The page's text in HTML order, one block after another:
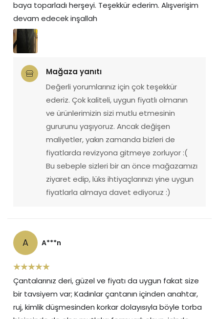
baya toparladı herşeyi. Teşekkür ederim. Alışverişim
devam edecek inşallah
Mağaza yanıtı
Değerli yorumlarınız için çok teşekkür
ederiz. Çok kaliteli, uygun fiyatlı olmanın
ve ürünlerimizin sizi mutlu etmesinin
gururunu yaşıyoruz. Ancak değişen
maliyetler, yakın zamanda bizleri de
fiyatlarda revizyona gitmeye zorluyor :(
Bu sebeple sizleri bir an önce mağazamızı
ziyaret edip, lüks ihtiyaçlarınızı yine uygun
fiyatlarla almaya davet ediyoruz :)
A A***n
Çantalarınız deri, güzel ve fiyatı da uygun fakat size
bir tavsiyem var; Kadınlar çantanın içinden anahtar,
ruj, kimlik düşmesinden korkar dolayısıyla böyle torba